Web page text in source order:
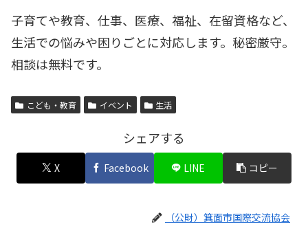
子育てや教育、仕事、医療、福祉、在留資格など、
生活での悩みや困りごとに対応します。秘密厳守。
相談は無料です。
こども・教育 イベント 生活
シェアする
X Facebook LINE コピー
（公財）箕面市国際交流協会